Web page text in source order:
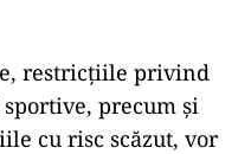
restricţiile privind
precum şi
cu risc scăzut, vor